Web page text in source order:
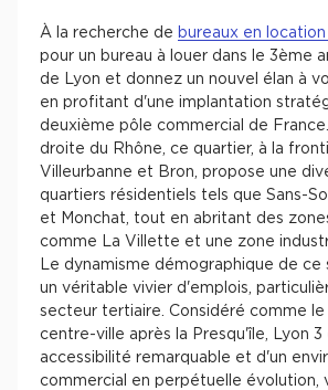
À la recherche de bureaux en location
pour un bureau à louer dans le 3ème
de Lyon et donnez un nouvel élan à
en profitant d'une implantation
deuxième pôle commercial de
droite du Rhône, ce quartier, à la
Villeurbanne et Bron, propose une
quartiers résidentiels tels que Sans-
et Monchat, tout en abritant des
comme La Villette et une zone
Le dynamisme démographique de
un véritable vivier d'emplois,
secteur tertiaire. Considéré comme
centre-ville après la Presqu'île, Lyon
accessibilité remarquable et d'un
commercial en perpétuelle évolution,